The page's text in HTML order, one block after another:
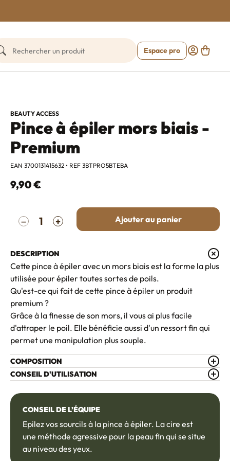
un produit
Espace pro
Customer
BEAUTY ACCESS
Pince à épiler mors biais -
Premium
EAN 3700131415632 • REF 3BTPRO5BTEBA
9,90 €
− + Ajouter au panier
DESCRIPTION
Cette pince à épiler avec un mors biais est la forme la plus
utilisée pour épiler toutes sortes de poils.
Qu'est-ce qui fait de cette pince à épiler un produit
premium ?
Grâce à la finesse de son mors, il vous ai plus facile
d'attraper le poil. Elle bénéficie aussi d'un ressort fin qui
permet une manipulation plus souple.
COMPOSITION
CONSEIL D'UTILISATION
CONSEIL DE L’ÉQUIPE
Epilez vos sourcils à la pince à épiler. La cire est
une méthode agressive pour la peau fin qui se situe
au niveau des yeux.